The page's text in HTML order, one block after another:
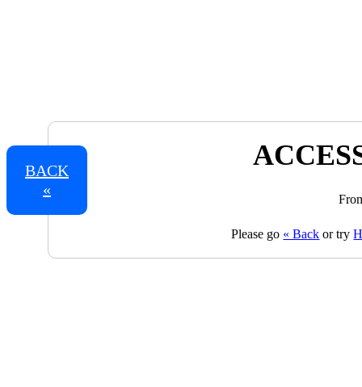
BACK
«
Please go « Back or try